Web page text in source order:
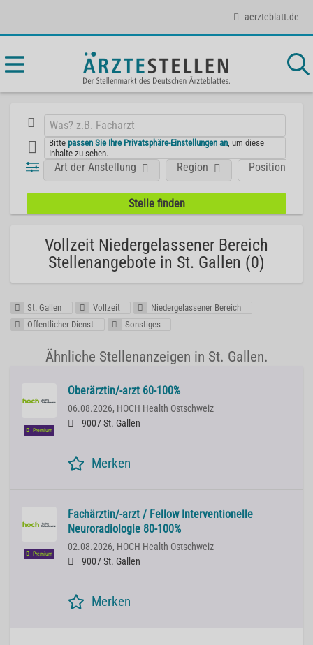
aerzteblatt.de
Bittepassen Sie Ihre Privatsphäre-Einstellungen an , um diese
Inhalte zu sehen.
Position
Art der Anstellung Region
Vollzeit Niedergelassener Bereich
Stellenangebote in St. Gallen (0)
St. Gallen Vollzeit
Niedergelassener Bereich
Öffentlicher Dienst
Sonstiges
Ähnliche Stellenanzeigen in St. Gallen.
Premium
Oberärztin/-arzt 60-100%
06.08.2026, HOCH Health Ostschweiz
9007 St. Gallen
Merken
Premium
Fachärztin/-arzt / Fellow Interventionelle
Neuroradiologie 80-100%
02.08.2026, HOCH Health Ostschweiz
9007 St. Gallen
Merken